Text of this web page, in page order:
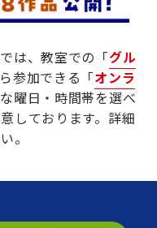
は、教室での「グル
参加できる「オンラ
曜日・時間帯を選べ
しております。詳細
。